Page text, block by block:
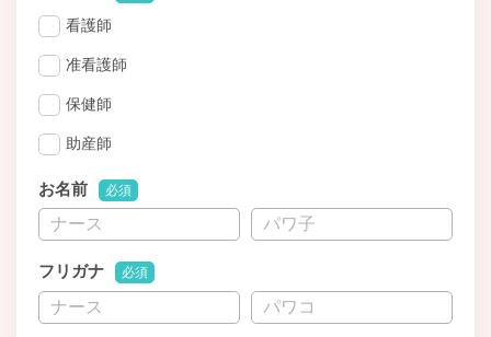
看護師
准看護師
保健師
助産師
お名前 必須
フリガナ 必須